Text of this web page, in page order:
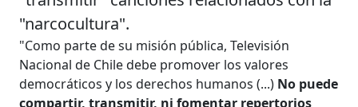
"narcocultura".
"Como parte de su misión pública, Televisión
Nacional de Chile debe promover los valores
democráticos y los derechos humanos (...) No puede
compartir, transmitir, ni fomentar repertorios